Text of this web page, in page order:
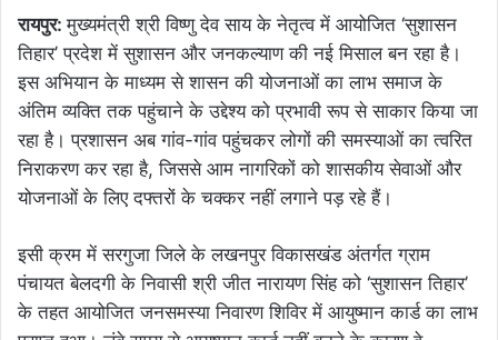
रायपुर:मुख्यमंत्री श्री विष्णु देव साय के नेतृत्व में आयोजित ‘सुशासन
तिहार’ प्रदेश में सुशासन और जनकल्याण की नई मिसाल बन रहा है।
इस अभियान के माध्यम से शासन की योजनाओं का लाभ समाज के
अंतिम व्यक्ति तक पहुंचाने के उद्देश्य को प्रभावी रूप से साकार किया जा
रहा है। प्रशासन अब गांव-गांव पहुंचकर लोगों की समस्याओं का त्वरित
निराकरण कर रहा है, जिससे आम नागरिकों को शासकीय सेवाओं और
योजनाओं के लिए दफ्तरों के चक्कर नहीं लगाने पड़ रहे हैं।
इसी क्रम में सरगुजा जिले के लखनपुर विकासखंड अंतर्गत ग्राम
पंचायत बेलदगी के निवासी श्री जीत नारायण सिंह को ‘सुशासन तिहार’
के तहत आयोजित जनसमस्या निवारण शिविर में आयुष्मान कार्ड का लाभ